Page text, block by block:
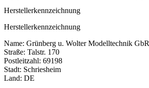
Herstellerkennzeichnung
Herstellerkennzeichnung
Name: Grünberg u. Wolter Modelltechnik GbR
Straße: Talstr. 170
Postleitzahl: 69198
Stadt: Schriesheim
Land: DE